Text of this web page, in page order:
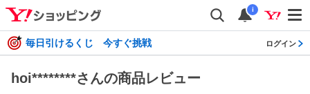
i
毎日引けるくじ 今すぐ挑戦 ログイン
hoi********さんの商品レビュー